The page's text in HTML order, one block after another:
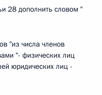
28 дополнить словом "
"из числа членов
"- физических лиц
юридических лиц -